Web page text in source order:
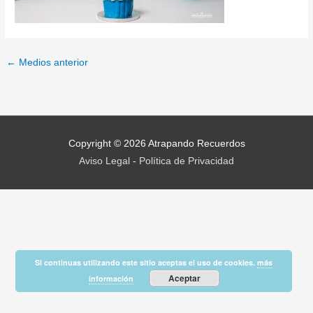
← Medios anterior
Copyright © 2026 Atrapando Recuerdos
Aviso Legal - Política de Privacidad
Si continuas utilizando este sitio aceptas el uso de cookies.más
información
Aceptar